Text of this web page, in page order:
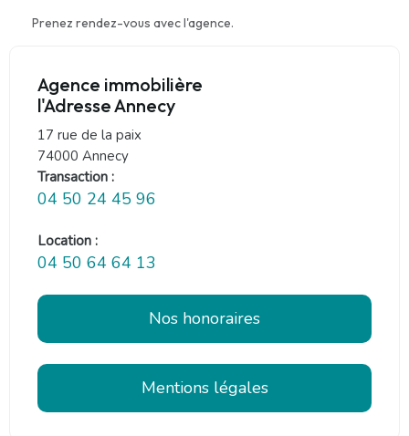
Prenez rendez-vous avec l'agence.
Agence immobilière
l'Adresse Annecy
17 rue de la paix
74000 Annecy
Transaction :
04 50 24 45 96
Location :
04 50 64 64 13
Nos honoraires
Mentions légales